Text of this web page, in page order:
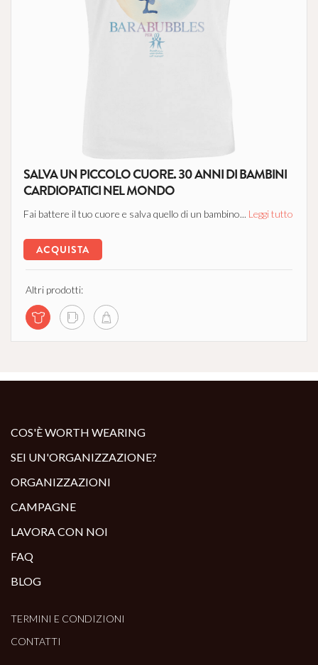
SALVA UN PICCOLO CUORE. 30 ANNI DI BAMBINI
CARDIOPATICI NEL MONDO
Fai battere il tuo cuore e salva quello di un bambino... Leggi tutto
ACQUISTA
Altri prodotti:
COS'È WORTH WEARING
SEI UN'ORGANIZZAZIONE?
ORGANIZZAZIONI
CAMPAGNE
LAVORA CON NOI
FAQ
BLOG
TERMINI E CONDIZIONI
CONTATTI